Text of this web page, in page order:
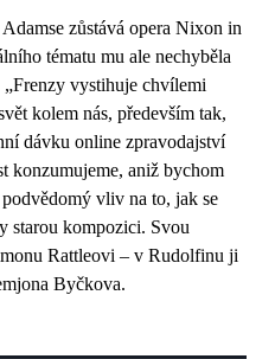
zůstává opera Nixon in
tématu mu ale nechyběla
vystihuje chvílemi
kolem nás, především tak,
dávku online zpravodajství
konzumujeme, aniž bychom
vliv na to, jak se
starou kompozici. Svou
Rattleovi – v Rudolfinu ji
Byčkova.